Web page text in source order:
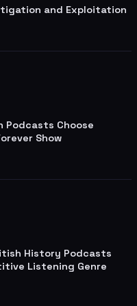
and Exploitation
Podcasts Choose
Show
History Podcasts
Listening Genre